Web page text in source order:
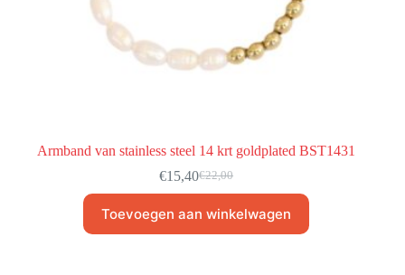
Armband van stainless steel 14 krt goldplated BST1431
€22,00
€15,40
Toevoegen aan winkelwagen